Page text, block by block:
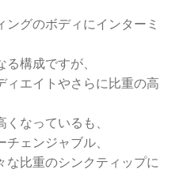
グのボディにインターミ
構成ですが、
ィエイトやさらに比重の高
なっているも、
ェンジャブル、
な比重のシンクティップに